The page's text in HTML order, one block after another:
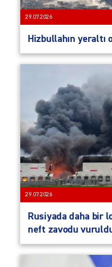
29.07.2026
Hizbullahın yeraltı
29.07.2026
Rusiyada daha bir
neft zavodu